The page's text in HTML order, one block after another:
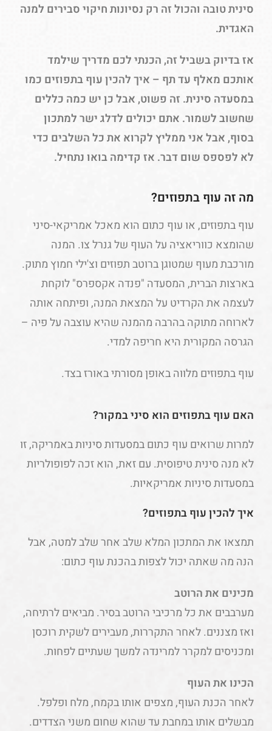
סינית טובה והכול זה רק נסיונות חיקוי סבירים למנה
האגדית.
אז בדיוק בשביל זה, הכנתי לכם מדריך שילמד
אותכם מאלף עד תף – איך להכין עוף בתפוזים כמו
במסעדה סינית. זה פשוט, אבל כן יש כמה כללים
שחשוב לשמור. אתם יכולים לדלג ישר למתכון
בסוף, אבל אני ממליץ לקרוא את כל השלבים כדי
לא לפספס שום דבר. אז קדימה בואו נתחיל.
מה זה עוף בתפוזים?
עוף בתפוזים, או עוף כתום הוא מאכל אמריקאי-סיני
שהומצא כווריאציה על העוף של גנרל צו. המנה
מורכבת מעוף שמטוגן ברוטב תפוזים וצ'ילי חמוץ מתוק.
בארצות הברית, המסעדה "פנדה אקספרס" לוקחת
לעצמה את הקרדיט על המצאת המנה, ופיתחה אותה
לארוחה מתוקה בהרבה מהמנה שהיא עוצבה על פיה –
הגרסה המקורית היא חריפה למדי.
עוף בתפוזים מלווה באופן מסורתי באורז בצד.
האם עוף בתפוזים הוא סיני במקור?
למרות שרואים עוף כתום במסעדות סיניות באמריקה, זו
לא מנה סינית טיפוסית. עם זאת, הוא זכה לפופולריות
במסעדות סיניות אמריקאיות.
איך להכין עוף בתפוזים?
תמצאו את המתכון המלא שלב אחר שלב למטה, אבל
הנה מה שאתה יכול לצפות בהכנת עוף כתום:
מכינים את הרוטב
מערבבים את כל מרכיבי הרוטב בסיר. מביאים לרתיחה,
ואז מצננים. לאחר התקררות, מעבירים לשקית רוכסן
ומכניסים למקרר למרינדה למשך שעתיים לפחות.
הכינו את העוף
לאחר הכנת העוף, מצפים אותו בקמח, מלח ופלפל.
מבשלים אותו במחבת עד שהוא שחום משני הצדדים.